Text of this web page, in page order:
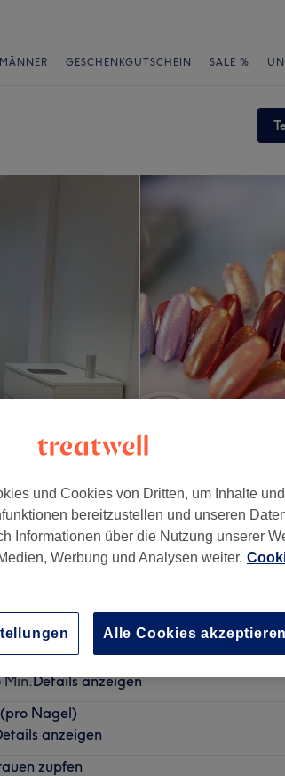
MÄNNER GESCHENKGUTSCHEIN SALE %
15 Min.
Details anzeigen
mit gel - Design
Min.Details anzeigen
Nagel)
anzeigen
zupfen
und Cookies von Dritten, um Inhalte
bereitzustellen und unseren
Informationen über die Nutzung unserer
Werbung und Analysen weiter.
Alle Cookies